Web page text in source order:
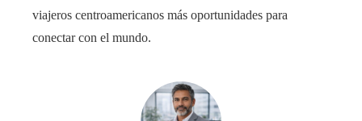
viajeros centroamericanos más oportunidades para
conectar con el mundo.